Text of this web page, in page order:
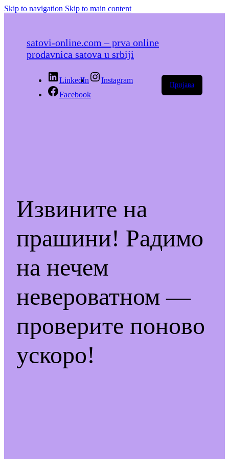
Skip to navigation Skip to main content
satovi-online.com – prva online
prodavnica satova u srbiji
LinkedIn
Instagram
Facebook
Пријава
Извините на
прашини! Радимо
на нечем
невероватном —
проверите поново
ускоро!